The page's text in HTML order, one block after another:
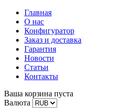
Главная
О нас
Конфигуратор
Заказ и доставка
Гарантия
Новости
Статьи
Контакты
Ваша корзина пуста
Валюта